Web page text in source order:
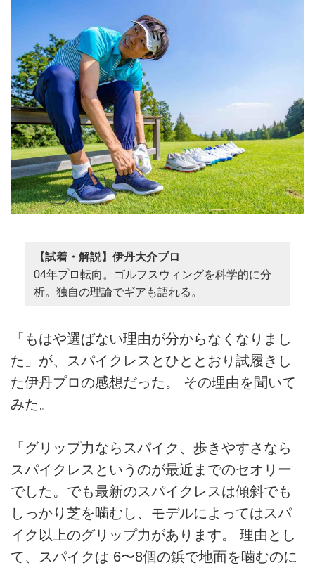
【試着・解説】伊丹大介プロ
04年プロ転向。ゴルフスウィングを科学的に分
析。独自の理論でギアも語れる。
「もはや選ばない理由が分からなくなりまし
た」が、スパイクレスとひととおり試履きし
た伊丹プロの感想だった。 その理由を聞いて
みた。
「グリップ力ならスパイク、歩きやすさなら
スパイクレスというのが最近までのセオリー
でした。でも最新のスパイクレスは傾斜でも
しっかり芝を噛むし、モデルによってはスパ
イク以上のグリップ力があります。 理由とし
て、スパイクは 6〜8個の鋲で地面を噛むのに